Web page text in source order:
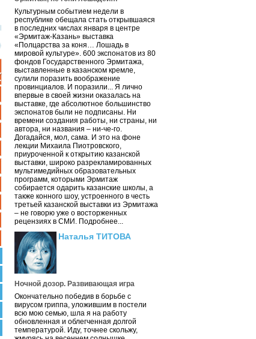
Культурным событием недели в
республике обещала стать открывшаяся
в последних числах января в центре
«Эрмитаж-Казань» выставка
«Полцарства за коня… Лошадь в
мировой культуре». 600 экспонатов из 80
фондов Государственного Эрмитажа,
выставленные в казанском кремле,
сулили поразить воображение
провинциалов. И поразили... Я лично
впервые в своей жизни оказалась на
выставке, где абсолютное большинство
экспонатов были не подписаны. Ни
времени создания работы, ни страны, ни
автора, ни названия – ни-че-го.
Догадайся, мол, сама. И это на фоне
лекции Михаила Пиотровского,
приуроченной к открытию казанской
выставки, широко разрекламированных
мультимедийных образовательных
программ, которыми Эрмитаж
собирается одарить казанские школы, а
также конного шоу, устроенного в честь
третьей казанской выставки из Эрмитажа
– не говорю уже о восторженных
рецензиях в СМИ. Подробнее...
Наталья ТИТОВА
Ночной дозор. Развивающая игра
Окончательно победив в борьбе с
вирусом гриппа, уложившим в постели
всю мою семью, шла я на работу
обновленная и облегченная долгой
температурой. Иду, точнее скольжу,